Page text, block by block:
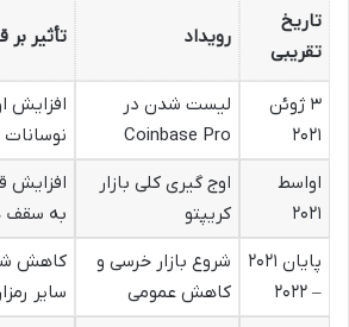
تاریخ
تقریبی
رویداد تأثیر
۳ ژوئن
۲۰۲۱
لیست شدن در
Coinbase Pro
افزایش
نوسانات
اواسط
۲۰۲۱
اوج گیری کلی بازار
کریپتو
افزایش
به سقف
پایان ۲۰۲۱
– ۲۰۲۲
شروع بازار خرسی و
کاهش عمومی
کاهش
سایر